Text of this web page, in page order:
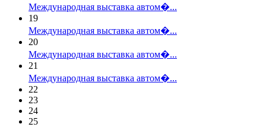
Международная выставка автом�...
19
Международная выставка автом�...
20
Международная выставка автом�...
21
Международная выставка автом�...
22
23
24
25